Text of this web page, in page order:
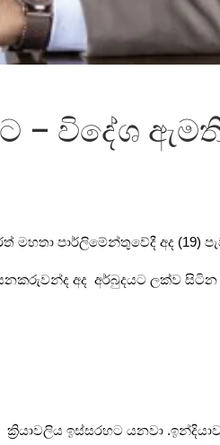
– විදේශ
පාර්ලිමේන්තුවේදී අද (19)
අද අර්බුදයට ලක්ව සිටින
ඉස්සරහට යනවා